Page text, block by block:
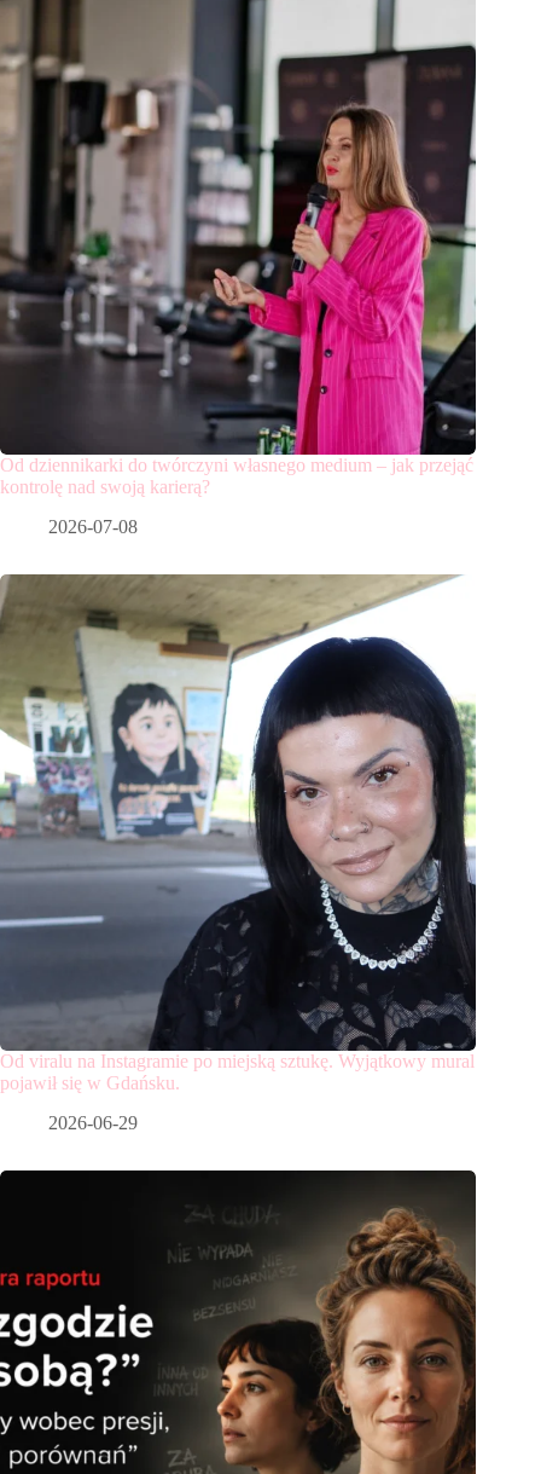
Od dziennikarki do twórczyni własnego medium – jak przejąć
kontrolę nad swoją karierą?
2026-07-08
Od viralu na Instagramie po miejską sztukę. Wyjątkowy mural
pojawił się w Gdańsku.
2026-06-29